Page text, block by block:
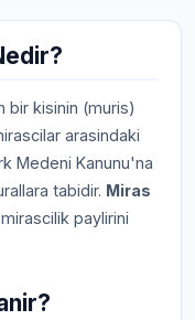
bir kisinin (muris)
arasindaki
Medeni Kanunu'na
tabidir. Miras
paylirini